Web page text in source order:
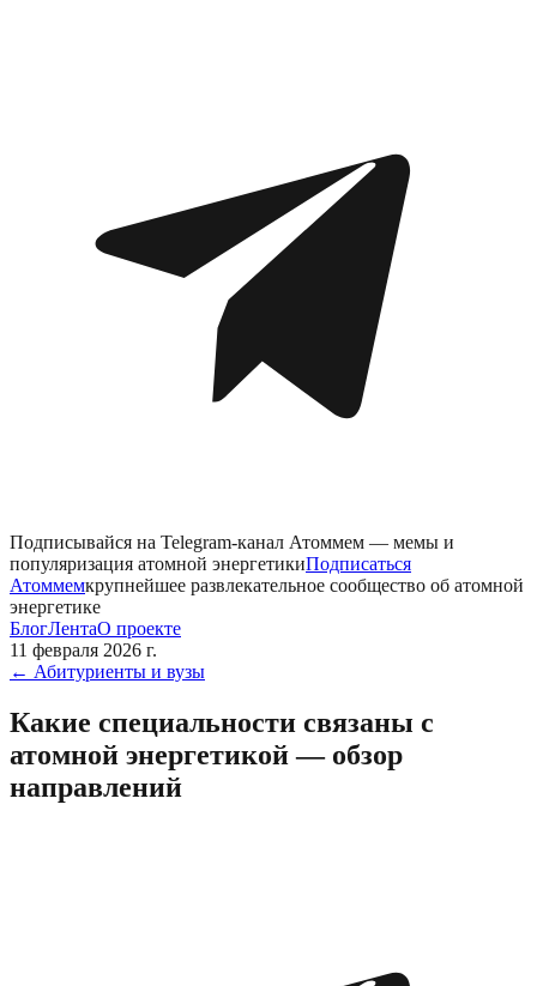
Подписывайся на Telegram-канал Атоммем — мемы и
популяризация атомной энергетикиПодписаться
Атоммемкрупнейшее развлекательное сообщество об атомной
энергетике
БлогЛентаО проекте
11 февраля 2026 г.
← Абитуриенты и вузы
Какие специальности связаны с
атомной энергетикой — обзор
направлений